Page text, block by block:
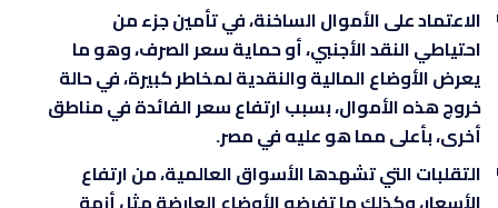
الاعتماد على الأموال الساخنة، في تأمين جزء من
احتياطي النقد الأجنبي، أو حماية سعر الصرف، وهو ما
يعرض الأوضاع المالية والنقدية لمخاطر كبيرة، في حالة
خروج هذه الأموال، بسبب ارتفاع سعر الفائدة في مناطق
أخرى، بأعلى مما هو عليه في مصر.
التقلبات التي تشهدها الأسواق العالمية، من ارتفاع